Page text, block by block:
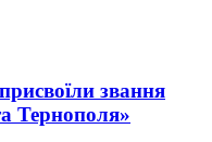
звання
Тернополя»